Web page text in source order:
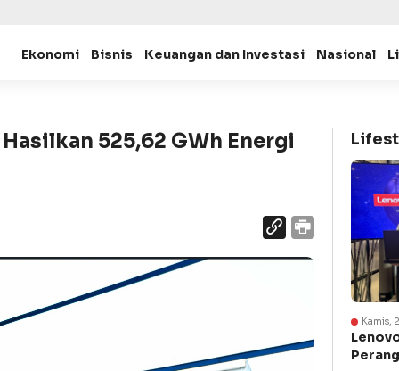
Ekonomi Bisnis Keuangan dan Investasi Nasional
525,62 GWh Energi
Kamis,